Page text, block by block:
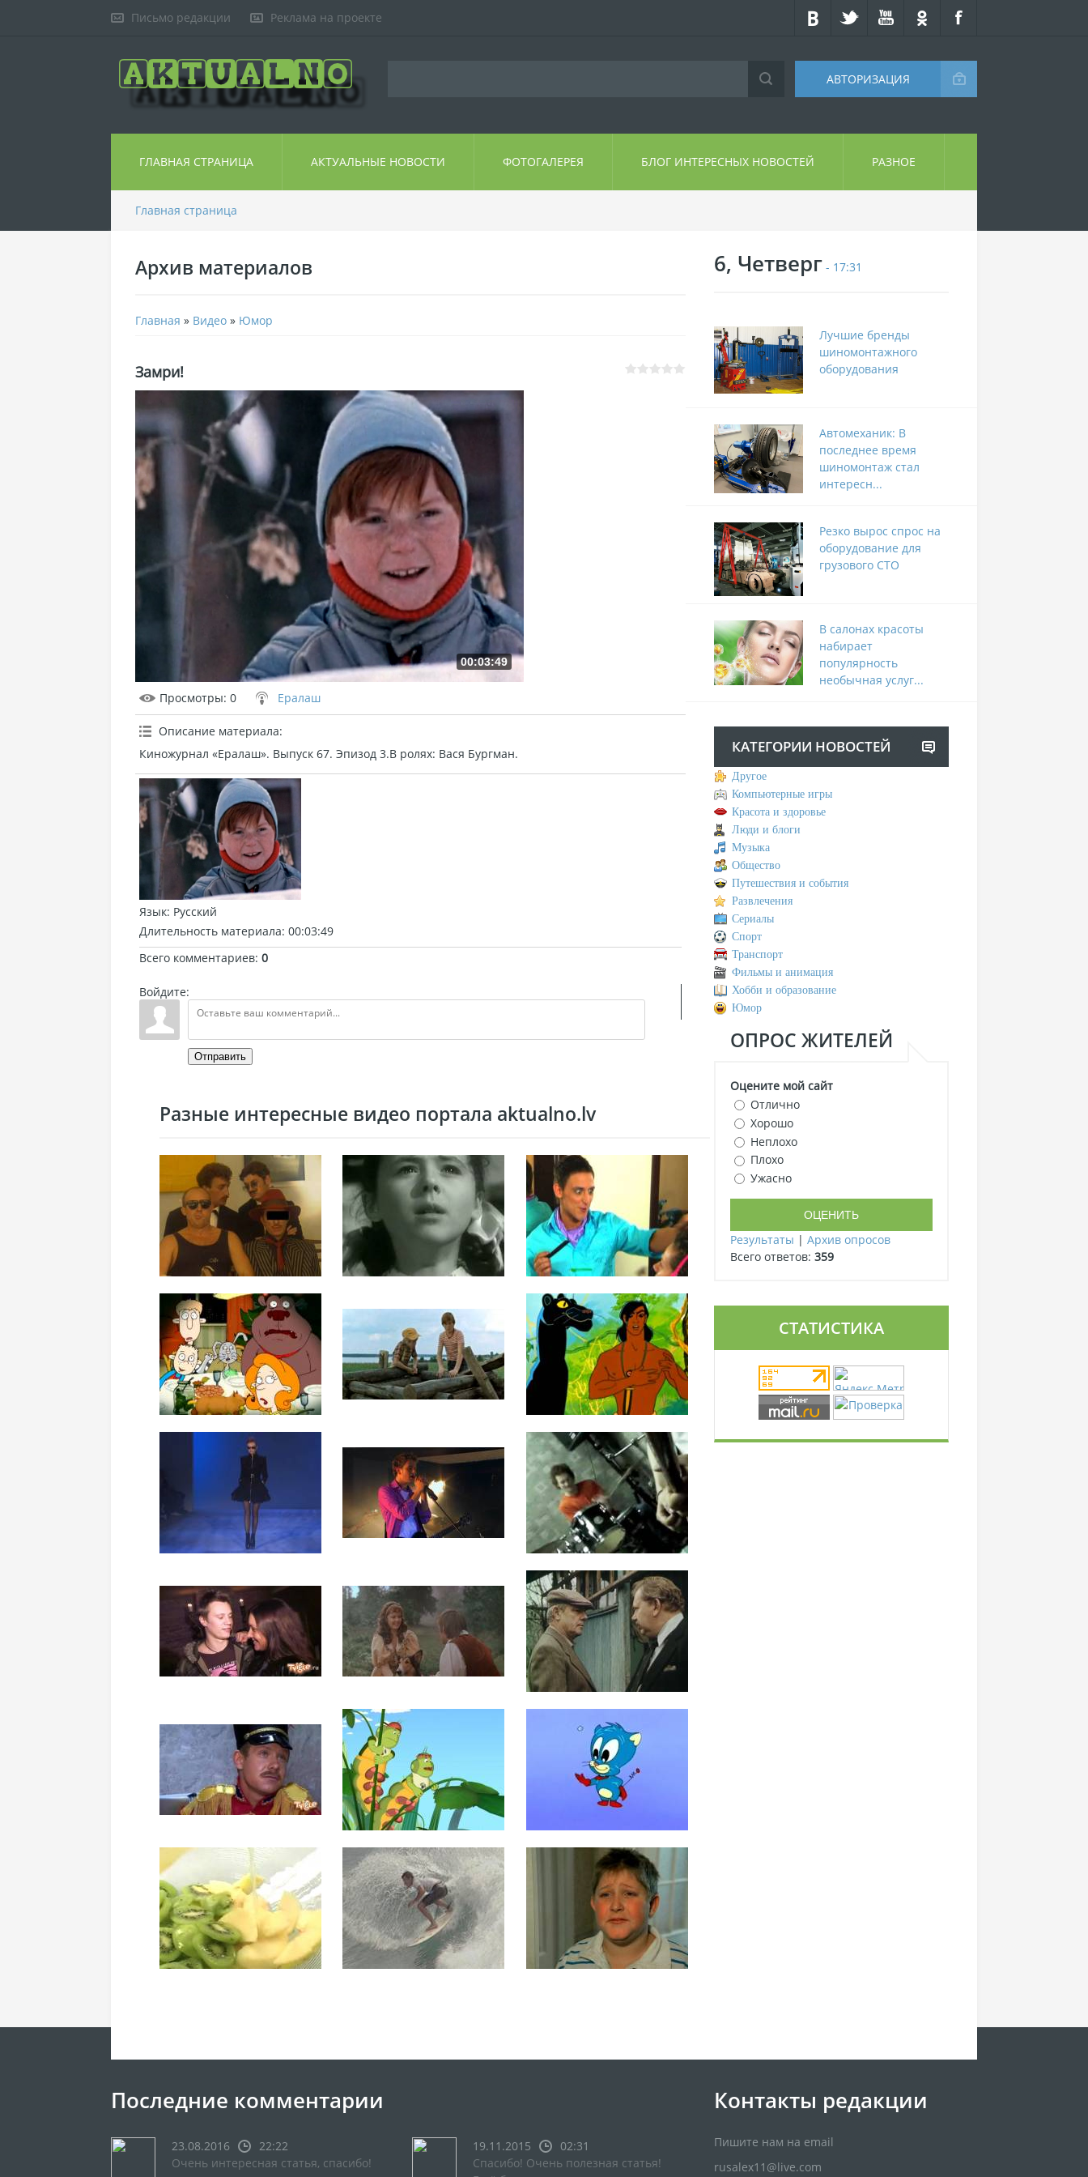
Письмо редакции Реклама на проекте
АВТОРИЗАЦИЯ
ГЛАВНАЯ СТРАНИЦА АКТУАЛЬНЫЕ НОВОСТИ ФОТОГАЛЕРЕЯ БЛОГ ИНТЕРЕСНЫХ НОВОСТЕЙ РАЗНОЕ
Главная страница
Архив материалов
Главная » Видео » Юмор
Замри!
00:03:49
Просмотры: 0 Ералаш
Описание материала:
Киножурнал «Ералаш». Выпуск 67. Эпизод 3.В ролях: Вася Бургман.
Язык: Русский
Длительность материала: 00:03:49
Всего комментариев: 0
Войдите:
Отправить
Разные интересные видео портала aktualno.lv
6, Четверг - 17:31
Лучшие бренды
шиномонтажного
оборудования
Автомеханик: В
последнее время
шиномонтаж стал
интересн...
Резко вырос спрос на
оборудование для
грузового СТО
В салонах красоты
набирает
популярность
необычная услуг...
КАТЕГОРИИ НОВОСТЕЙ
Другое
Компьютерные игры
Красота и здоровье
Люди и блоги
Музыка
Общество
Путешествия и события
Развлечения
Сериалы
Спорт
Транспорт
Фильмы и анимация
Хобби и образование
Юмор
ОПРОС ЖИТЕЛЕЙ
Оцените мой сайт
Отлично
Хорошо
Неплохо
Плохо
Ужасно
Результаты | Архив опросов
Всего ответов: 359
СТАТИСТИКА
Последние комментарии
23.08.2016
22:22
Очень интересная статья, спасибо!
19.11.2015
02:31
Спасибо! Очень полезная статья!
Контакты редакции
Пишите нам на email
rusalex11@live.com